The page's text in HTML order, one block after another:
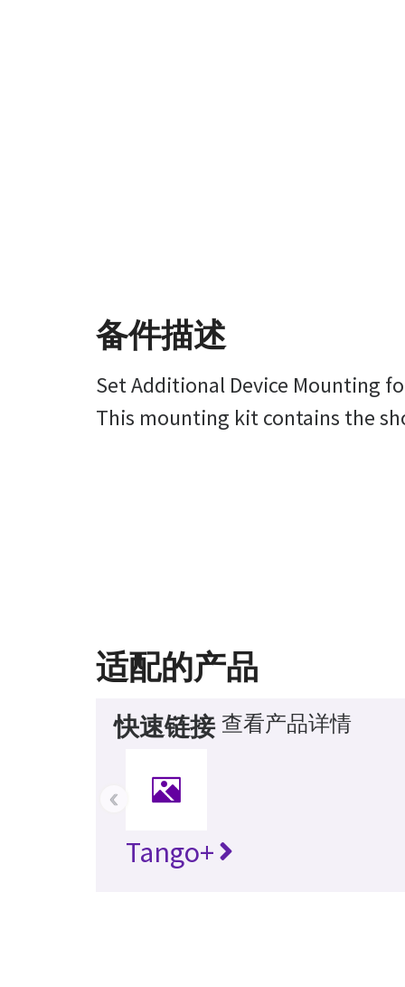
备件描述
Set Additional Device Mounting
This mounting kit contains the
适配的产品
快速链接 查看产品详情
Tango+
‹